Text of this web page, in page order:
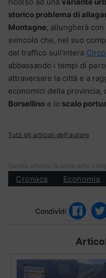
storico problema di
Montagne, allungherà
svincolo che, nel suo
del traffico sull’intera
abbassando i tempi di
attraversare la città e a
economici della provincia,
Borsellino e lo scalo
Tutti gli articoli dell'autore
Questo articolo fa parte delle
Cronaca Economia
Condividi